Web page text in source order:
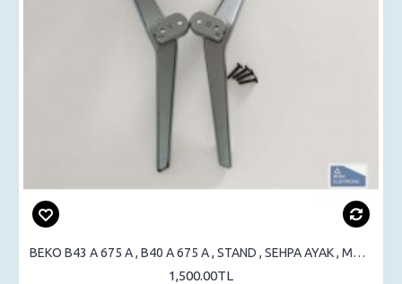
BEKO B43 A 675 A , B40 A 675 A , STAND , SEHPA AYAK , MASA AYAK
1,500.00TL